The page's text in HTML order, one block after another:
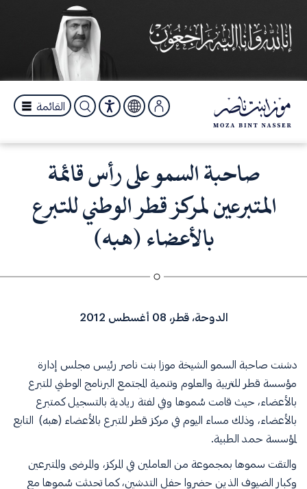
إ
ل
ئ
القائمة
صاحبة السمو على رأس قائمة
المتبرعين لمركز قطر الوطني للتبرع
بالأعضاء (هبه)
الدوحة، قطر، 08 أغسطس 2012
دشنت صاحبة السمو الشيخة موزا بنت ناصر رئيس مجلس إدارة
مؤسسة قطر للتربية والعلوم وتنمية المجتمع البرنامج الوطني للتبرع
بالأعضاء، حيث قامت سُموها وفي لفتة ريادية بالتسجيل كمتبرع
بالأعضاء، وذلك مساء اليوم في مركز قطر للتبرع بالأعضاء (هبه) التابع
لمؤسسة حمد الطبية.
والتقت سموها بمجموعة من العاملين في المركز، والمرضى والمتبرعين
وكبار الضيوف الذين حضروا حفل التدشين، كما تحدثت سُموها مع